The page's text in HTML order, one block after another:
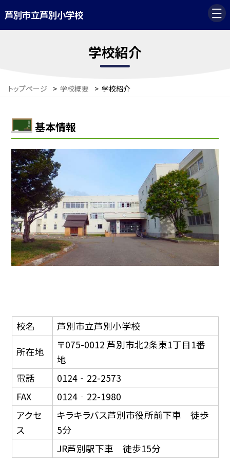
芦別市立芦別小学校
学校紹介
トップページ > 学校概要 > 学校紹介
基本情報
校名
芦別市立芦別小学校
所在地
〒075-0012 芦別市北2条東1丁目1番
地
電話
0124‐22-2573
FAX
0124‐22-1980
アクセ
ス
キラキラバス芦別市役所前下車 徒歩
5分
JR芦別駅下車 徒歩15分